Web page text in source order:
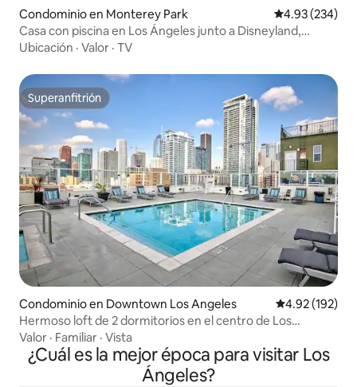
Condominio en Monterey Park Calificación
4.93 (234)
Casa con piscina en Los Ángeles junto a Disneyland,
Hollywood y el centro de Los Ángeles
Ubicación · Valor · TV
Superanfitrión
Superanfitrión
Condominio en Downtown Los Angeles Calificación
4.92 (192)
Hermoso loft de 2 dormitorios en el centro de Los
Ángeles con piscina en la azotea
Valor · Familiar · Vista
¿Cuál es la mejor época para visitar Los
Ángeles?